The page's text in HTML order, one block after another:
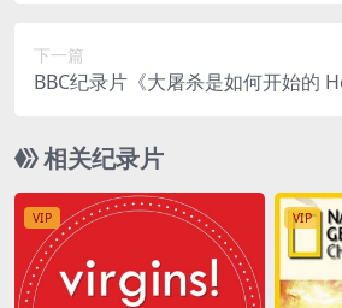
下一篇
BBC纪录片《大屠杀是如何开始的
M 二战纳粹屠杀事件
相关纪录片
VIP VIP